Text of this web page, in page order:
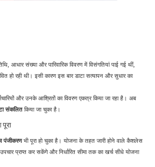
आधार संख्या और पारिवारिक विवरण में विसंगतियां पाई गई थीं,
हो रही थी। इसी कारण इस बार डाटा सत्यापन और सुधार का
और उनके आश्रितों का विवरण एकत्र किया जा रहा है। अब
संकलित किया जा चुका है।
पंजीकरण भी पूरा हो चुका है। योजना के तहत जारी होने वाले कैशलेस
प्राप्त कर सकेंगे और निर्धारित सीमा तक का खर्च सीधे योजना